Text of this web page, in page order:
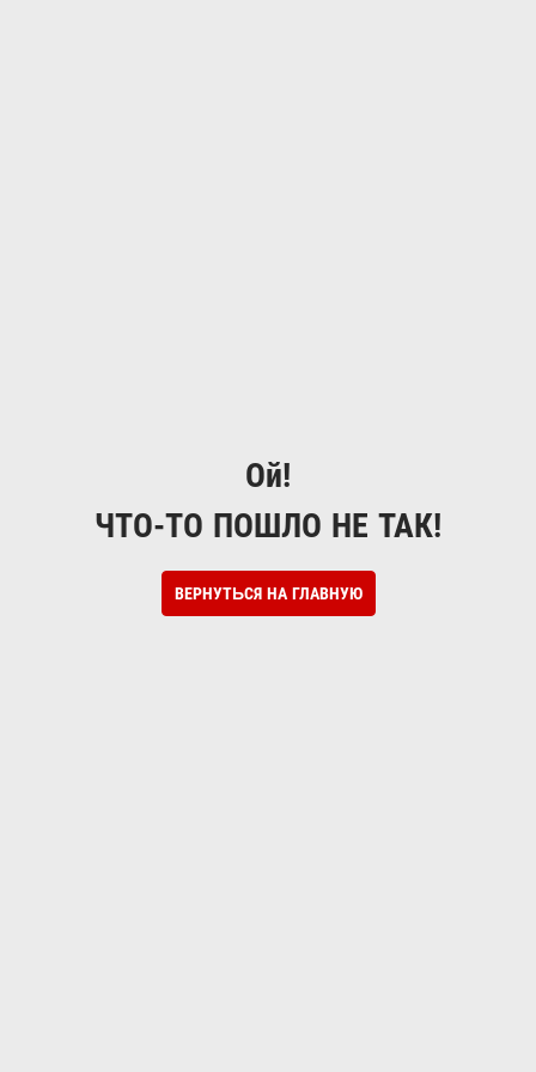
Ой!
ЧТО-ТО ПОШЛО НЕ ТАК!
ВЕРНУТЬСЯ НА ГЛАВНУЮ